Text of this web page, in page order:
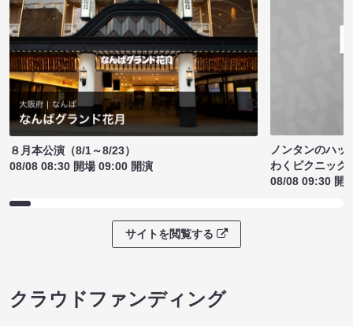
８月本公演（8/1～8/23）
08/08 08:30 開場 09:00 開演
ノンタンのハッ
わくピクニック
08/08 09:30 開
サイトを閲覧する
クラウドファンディング